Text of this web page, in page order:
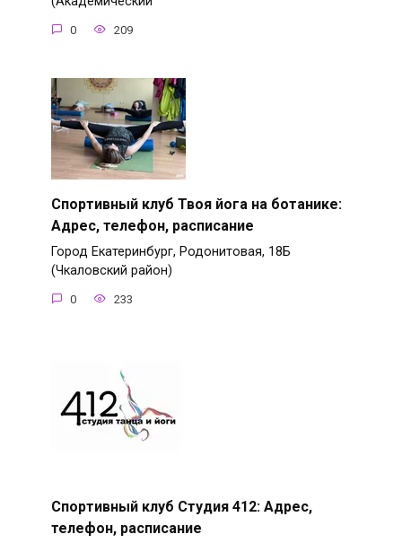
0 209
Спортивный клуб Твоя йога на ботанике:
Адрес, телефон, расписание
Город Екатеринбург, Родонитовая, 18Б
(Чкаловский район)
0 233
Спортивный клуб Студия 412: Адрес,
телефон, расписание